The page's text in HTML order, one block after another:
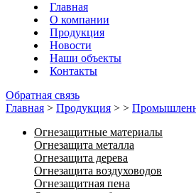
Главная
О компании
Продукция
Новости
Наши объекты
Контакты
Обратная связь
Главная > Продукция > >
Огнезащитные материалы
Огнезащита металла
Огнезащита дерева
Огнезащита воздуховодов
Огнезащитная пена